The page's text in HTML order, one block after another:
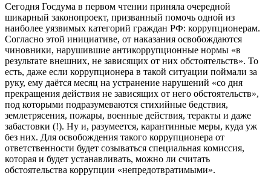
Сегодня Госдума в первом чтении приняла очередной
шикарный законопроект, призванный помочь одной из
наиболее уязвимых категорий граждан РФ: коррупционерам.
Согласно этой инициативе, от наказания освобождаются
чиновники, нарушившие антикоррупционные нормы «в
результате внешних, не зависящих от них обстоятельств». То
есть, даже если коррупционера в такой ситуации поймали за
руку, ему даётся месяц на устранение нарушений «со дня
прекращения действия не зависящих от него обстоятельств»,
под которыми подразумеваются стихийные бедствия,
землетрясения, пожары, военные действия, теракты и даже
забастовки (!). Ну и, разумеется, карантинные меры, куда уж
без них. Для освобождения такого коррупционера от
ответственности будет созываться специальная комиссия,
которая и будет устанавливать, можно ли считать
обстоятельства коррупции «непредотвратимыми».